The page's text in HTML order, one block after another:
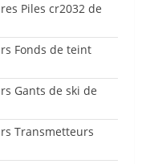
Piles cr2032 de
Fonds de teint
Gants de ski de
Transmetteurs